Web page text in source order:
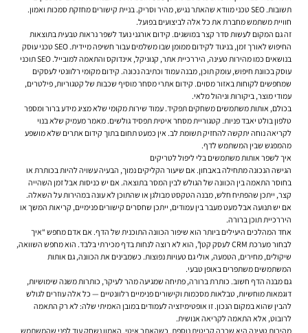
תשובות. SEO טכני מוודא שהאתר נגיש, מהיר וסריק. בניית קישורים מחזקת סמכות ואמון.
חוויית משתמש מחברת את כל אלה לביצועים בפועל.
זה גם המקום לעשות סדר קצר במושגים. קידום אורגנינועד לשפר נראות טבעית בתוצאות
החיפוש לאורך זמן, בניגוד לקידום ממומן שבו משלמים עבור חשיפה מיידית. SEO טכני
עוסק
בנושאים כמו מהירות טעינה, היררכיית אתר, קנוניקל, אינדוקס והתאמה למובייל. SEO תוכני
עוסק בכוונת חיפוש, עומק תוכן, מבנה עמוד וכתיבה נכונה. קידום מקומי רלוונטי לעסקים
שמחפשים לקוחות באזור מסוים. קידום אתרי מסחרמוסיף שכבות של קטגוריות, פילטרים,
עמודי מוצר, ביקורות וניהול מלאי.
בכולם, אותות משתמשים משחקים תפקיד. עמוד שירות מקומי שלא מציג מידע ברור ומספר
טלפון בולט יאבד פניות. קטגוריית מסחר איטית תפסיד גולשים. מאמר מעמיק שלא בנוי
לקריאה נוחה יתקשה להחזיק תשומת לב. אין כמעט תחום בתוך קידום אתרים שלא מושפע
מהמפגש שבין המשתמש לדף.
איך לשפר אותות משתמשים בלי ליפול לטריקים
הגישה הנכונה מתחילה באבחון. אם שיעור הקליקים נמוך, הבעיה עשויה להיות בכותרת או
בחוסר התאמה בין הכוונה של הגולש לבין המסר בתוצאה. אם יש כניסות אבל זמן השהייה
קצר, ייתכן שהפתיח חלש, מבנה הטקסט מבולגן או שהתוכן לא עונה במהירות על השאלה.
אם יש תנועה אבל מעט מעבר בין עמודים, ייתכן שחסרים קישורים פנימיים, קריאות המשך או
היררכיית תוכן ברורה.
אחד המהלכים היעילים ביותר הוא שיפור הכוונה התוכנית של הדף. אם אדם מחפש “איך
לבחור מערכת CRM לעסק קטן”, הוא לא רוצה לנחות בדף מכירתי בלבד. הוא מחפש השוואה,
שיקולים, מחירים, הטמעה, אולי גם טעויות נפוצות. כשמבינים את הכוונה, גם אותות
המשתמשים משתפרים באופן טבעי.
גם מבנה הדף חשוב. כותרת ברורה, פתיחה שמגיעה מהר לעיקר, כותרות משנה שימושיות,
דוגמאות מוחשיות, טבלאות מסכמות וקישורים פנימיים רלוונטיים — כל אלה עוזרים לגולש
להבין שהוא במקום הנכון. זו אופטימיזציה לעמודים במובן האמיתי שלה: לא רק התאמה
לרובוט, אלא התאמה לקריאה אנושית.
מהירות טעינה היא שכבה קריטית נוספת. כשהאתר איטי, האמון נשחק עוד לפני שהמשתמש